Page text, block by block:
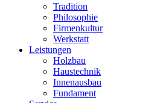
Tradition
Philosophie
Firmenkultur
Werkstatt
Leistungen
Holzbau
Haustechnik
Innenausbau
Fundament